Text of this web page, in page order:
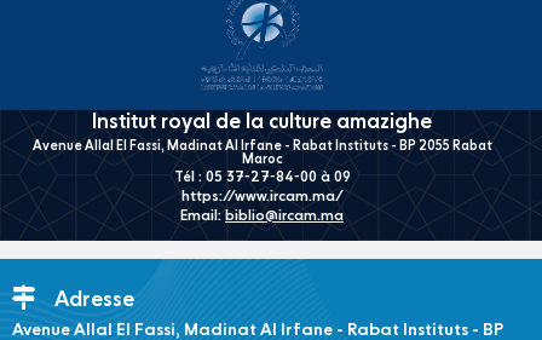
Institut royal de la culture amazighe
Avenue Allal El Fassi, Madinat Al Irfane - Rabat Instituts - BP 2055 Rabat
Maroc
Tél : 05 37-27-84-00 à 09
https://www.ircam.ma/
Email: biblio@ircam.ma
Adresse
Avenue Allal El Fassi, Madinat Al Irfane - Rabat Instituts - BP